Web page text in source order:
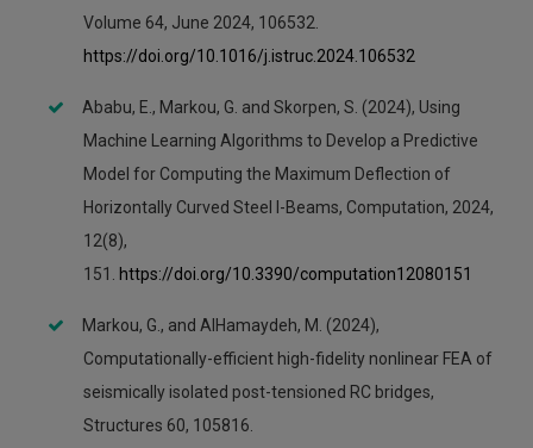
Volume 64, June 2024, 106532.
https://doi.org/10.1016/j.istruc.2024.106532
Ababu, E., Markou, G. and Skorpen, S. (2024), Using
Machine Learning Algorithms to Develop a Predictive
Model for Computing the Maximum Deflection of
Horizontally Curved Steel I-Beams, Computation, 2024,
12(8),
151.
https://doi.org/10.3390/computation12080151
Markou, G., and AlHamaydeh, M. (2024),
Computationally-efficient high-fidelity nonlinear FEA of
seismically isolated post-tensioned RC bridges,
Structures 60, 105816.